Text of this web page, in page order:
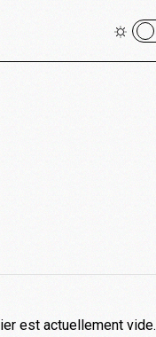
est actuellement vide.